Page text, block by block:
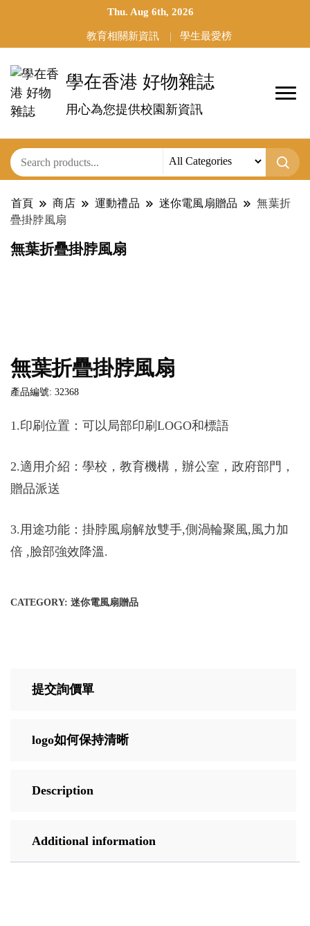
Thu. Aug 6th, 2026
教育相關新資訊 學生最愛榜
學在香港 好物雜誌
用心為您提供校園新資訊
首頁 商店 運動禮品 迷你電風扇贈品
無葉折
疊掛脖風扇
無葉折疊掛脖風扇
無葉折疊掛脖風扇
產品編號: 32368
1.印刷位置：可以局部印刷LOGO和標語
2.適用介紹：學校，教育機構，辦公室，政府部門，
贈品派送
3.用途功能：掛脖風扇解放雙手,側渦輪聚風,風力加
倍 ,臉部強效降溫.
CATEGORY: 迷你電風扇贈品
提交詢價單
logo如何保持清晰
Description
Additional information